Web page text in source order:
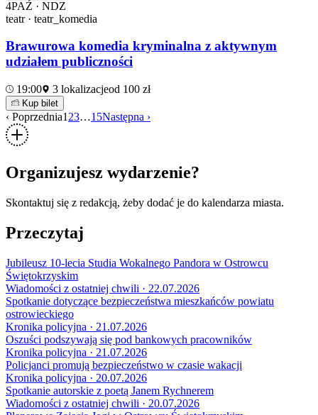
4PAŹ · NDZ
teatr · teatr_komedia
Brawurowa komedia kryminalna z aktywnym
udziałem publiczności
19:00 3 lokalizacjeod 100 zł
Kup bilet
‹ Poprzednia1 23…15Następna ›
Organizujesz wydarzenie?
Skontaktuj się z redakcją, żeby dodać je do kalendarza miasta.
Przeczytaj
Jubileusz 10-lecia Studia Wokalnego Pandora w Ostrowcu
Świętokrzyskim
Wiadomości z ostatniej chwili · 22.07.2026
Spotkanie dotyczące bezpieczeństwa mieszkańców powiatu
ostrowieckiego
Kronika policyjna · 21.07.2026
Oszuści podszywają się pod bankowych pracowników
Kronika policyjna · 21.07.2026
Policjanci promują bezpieczeństwo w czasie wakacji
Kronika policyjna · 20.07.2026
Spotkanie autorskie z poetą Janem Rychnerem
Wiadomości z ostatniej chwili · 20.07.2026